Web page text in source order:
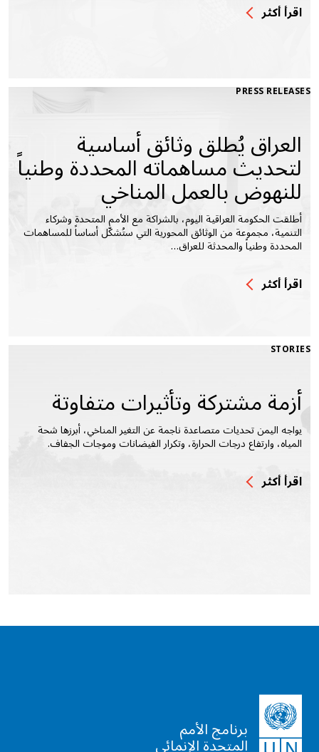
اقرأ أكثر
PRESS RELEASES
العراق يُطلق وثائق أساسية
لتحديث مساهماته المحددة وطنياً
للنهوض بالعمل المناخي
أطلقت الحكومة العراقية اليوم، بالشراكة مع الأمم المتحدة وشركاء
التنمية، مجموعة من الوثائق المحورية التي ستُشكّل أساساً للمساهمات
المحددة وطنياً والمحدثة للعراق…
اقرأ أكثر
STORIES
أزمة مشتركة وتأثيرات متفاوتة
يواجه اليمن تحديات متصاعدة ناجمة عن التغير المناخي، أبرزها شحة
المياه، وارتفاع درجات الحرارة، وتكرار الفيضانات وموجات الجفاف.
اقرأ أكثر
برنامج الأمم